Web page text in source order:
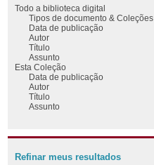
Todo a biblioteca digital
Tipos de documento & Coleções
Data de publicação
Autor
Título
Assunto
Esta Coleção
Data de publicação
Autor
Título
Assunto
Refinar meus resultados